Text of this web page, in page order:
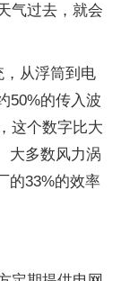
气过去，就会
，从浮筒到电
50%的传入波
这个数字比大
大多数风力涡
的33%的效率